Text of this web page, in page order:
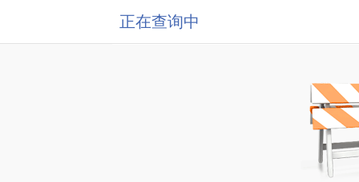
正在查询中